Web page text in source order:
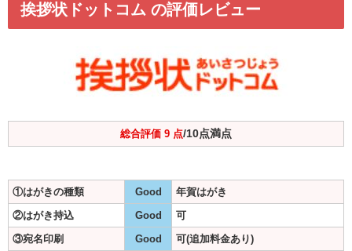
挨拶状ドットコム の評価レビュー
総合評価 9 点/10点満点
①はがきの種類 Good
年賀はがき
②はがき持込
Good
可
③宛名印刷
Good
可(追加料金あり)